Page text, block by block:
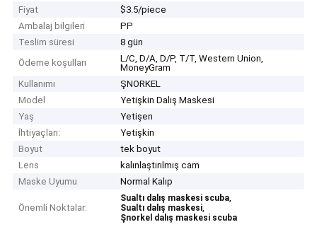
Fiyat
$3.5/piece
Ambalaj bilgileri
PP
Teslim süresi
8 gün
Ödeme koşulları
L/C, D/A, D/P, T/T, Western Union,
MoneyGram
Kullanımı
ŞNORKEL
Model
Yetişkin Dalış Maskesi
Yaş
Yetişen
İhtiyaçları:
Yetişkin
Boyut
tek boyut
Lens
kalınlaştırılmış cam
Maske Uyumu
Normal Kalıp
Önemli Noktalar:
Sualtı dalış maskesi scuba,
Sualtı dalış maskesi,
Şnorkel dalış maskesi scuba